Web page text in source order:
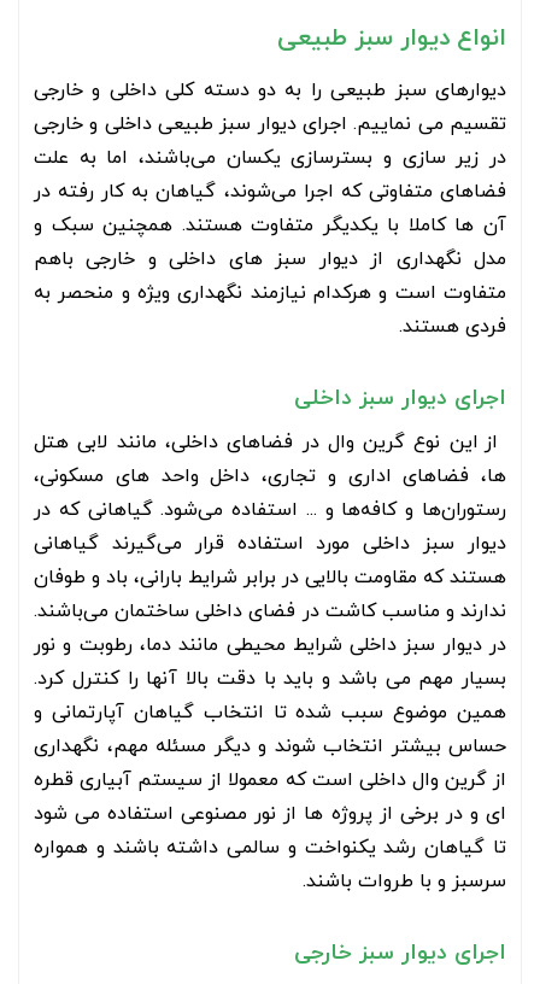
انواع دیوار سبز طبیعی
دیوارهای سبز طبیعی را به دو دسته کلی داخلی و خارجی
تقسیم می نماییم. اجرای دیوار سبز طبیعی داخلی و خارجی
در زیر سازی و بستر‌سازی یکسان می‌باشند، اما به علت
فضاهای متفاوتی که اجرا می‌شوند، گیاهان به کار رفته در
آن ها کاملا با یکدیگر متفاوت هستند. همچنین سبک و
مدل نگهداری از دیوار سبز های داخلی و خارجی باهم
متفاوت است و هرکدام نیازمند نگهداری ویژه و منحصر به
فردی هستند.
اجرای دیوار سبز داخلی
از این نوع گرین وال در فضاهای داخلی، مانند لابی هتل
ها، فضاهای اداری و تجاری، داخل واحد های مسکونی،
رستوران‌ها و کافه‌ها و ... استفاده می‌شود. گیاهانی که در
دیوار سبز داخلی مورد استفاده قرار می‌گیرند گیاهانی
هستند که مقاومت بالایی در برابر شرایط بارانی، باد و طوفان
ندارند و مناسب کاشت در فضای داخلی ساختمان می‌باشند.
در دیوار سبز داخلی شرایط محیطی مانند دما، رطوبت و نور
بسیار مهم می باشد و باید با دقت بالا آنها را کنترل کرد.
همین موضوع سبب شده تا انتخاب گیاهان آپارتمانی و
حساس بیشتر انتخاب شوند و دیگر مسئله مهم، نگهداری
از گرین وال داخلی است که معمولا از سیستم آبیاری قطره
ای و در برخی از پروژه ها از نور مصنوعی استفاده می شود
تا گیاهان رشد یکنواخت و سالمی داشته باشند و همواره
سرسبز و با طروات باشند.
اجرای دیوار سبز خارجی